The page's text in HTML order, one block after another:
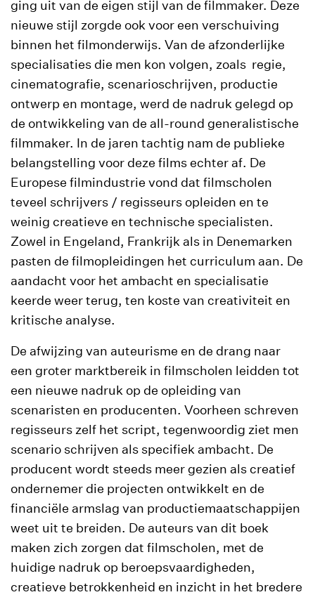
ging uit van de eigen stijl van de filmmaker. Deze
nieuwe stijl zorgde ook voor een verschuiving
binnen het filmonderwijs. Van de afzonderlijke
specialisaties die men kon volgen, zoals regie,
cinematografie, scenarioschrijven, productie
ontwerp en montage, werd de nadruk gelegd op
de ontwikkeling van de all-round generalistische
filmmaker. In de jaren tachtig nam de publieke
belangstelling voor deze films echter af. De
Europese filmindustrie vond dat filmscholen
teveel schrijvers / regisseurs opleiden en te
weinig creatieve en technische specialisten.
Zowel in Engeland, Frankrijk als in Denemarken
pasten de filmopleidingen het curriculum aan. De
aandacht voor het ambacht en specialisatie
keerde weer terug, ten koste van creativiteit en
kritische analyse.
De afwijzing van auteurisme en de drang naar
een groter marktbereik in filmscholen leidden tot
een nieuwe nadruk op de opleiding van
scenaristen en producenten. Voorheen schreven
regisseurs zelf het script, tegenwoordig ziet men
scenario schrijven als specifiek ambacht. De
producent wordt steeds meer gezien als creatief
ondernemer die projecten ontwikkelt en de
financiële armslag van productiemaatschappijen
weet uit te breiden. De auteurs van dit boek
maken zich zorgen dat filmscholen, met de
huidige nadruk op beroepsvaardigheden,
creatieve betrokkenheid en inzicht in het bredere